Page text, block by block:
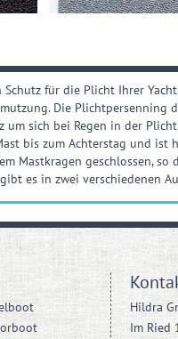
für die Plicht Ihrer
Die Plichtpersenning
um sich bei Regen in der
bis zum Achterstag und ist
Mastkragen geschlossen,
es in zwei verschiedenen
Hildra
Im Ried